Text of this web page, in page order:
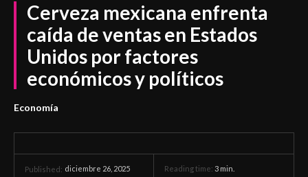
Cerveza mexicana enfrenta
caída de ventas en Estados
Unidos por factores
económicos y políticos
Economía
Published: diciembre 26, 2025 Reading time: 3 min.